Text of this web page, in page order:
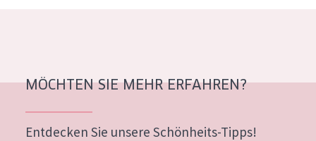
Jedes alter
MÖCHTEN SIE MEHR ERFAHREN?
Entdecken Sie unsere Schönheits-Tipps!